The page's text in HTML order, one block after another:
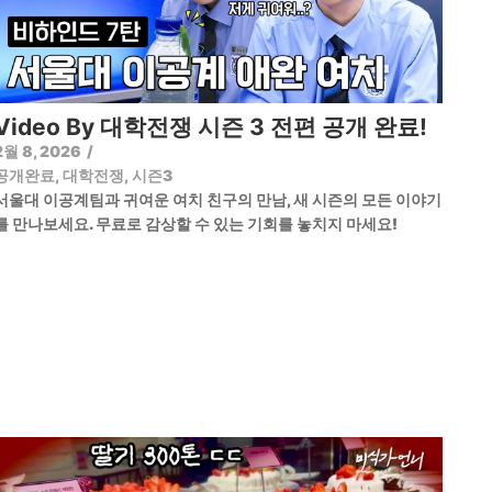
By 대학전쟁 시즌 3 전편 공개 완료!
8, 2026 /
개완료,대학전쟁,시즌3
울대 이공계팀과 귀여운 여치 친구의 만남, 새 시즌의 모든 이야기
만나보세요. 무료로 감상할 수 있는 기회를 놓치지 마세요!